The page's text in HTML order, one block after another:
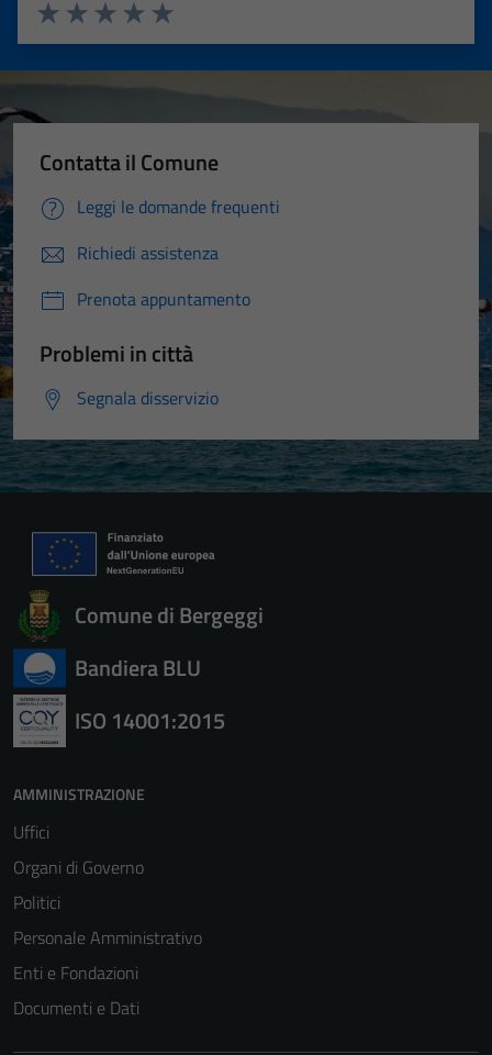
Valuta 5 stelle su 5
Valuta 4 stelle su 5
Valuta 3 stelle su 5
Valuta 2 stelle su 5
Valuta 1 stelle su 5
Contatta il Comune
Leggi le domande frequenti
Richiedi assistenza
Prenota appuntamento
Problemi in città
Segnala disservizio
Comune di Bergeggi
Bandiera BLU
ISO 14001:2015
AMMINISTRAZIONE
Uffici
Organi di Governo
Politici
Personale Amministrativo
Enti e Fondazioni
Documenti e Dati